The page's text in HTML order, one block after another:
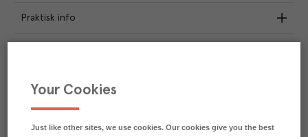
Praktisk info
CO₂e/kg
6kg
Your Cookies
Just like other sites, we use cookies. Our cookies give you the best